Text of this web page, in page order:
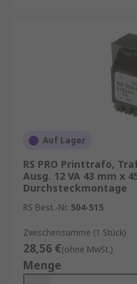
Auf Lager
RS PRO Printtrafo,
Ausg. 12 VA 43 mm x
Durchsteckmontage
RS Best.-Nr. 504-515
Zwischensumme (1 Stück)
28,56 €(ohne MwSt.)
Menge